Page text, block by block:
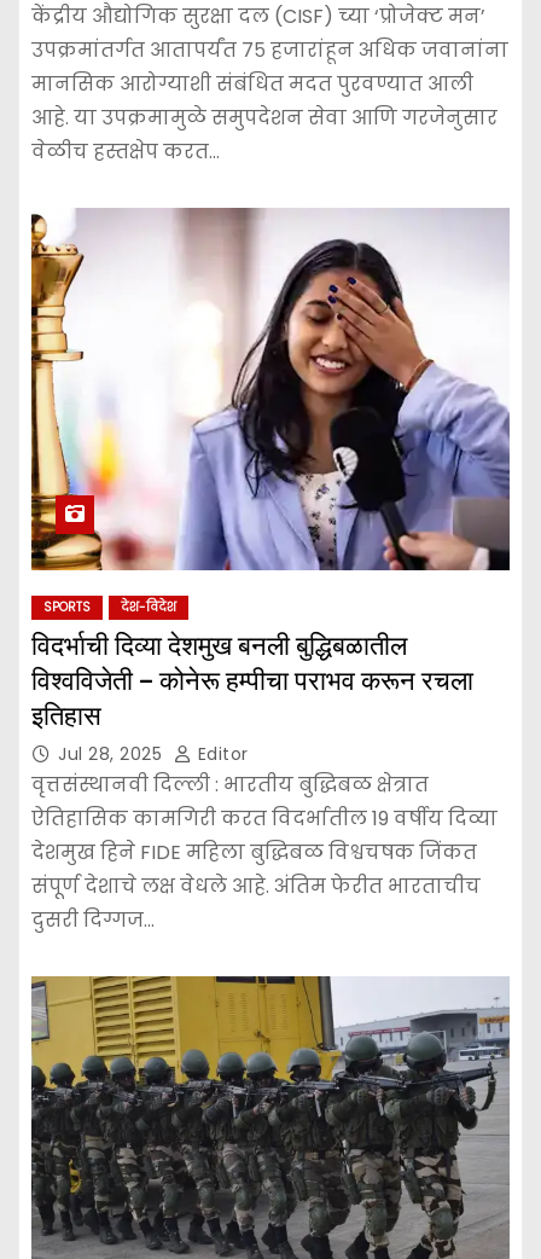
केंद्रीय औद्योगिक सुरक्षा दल (CISF) च्या ‘प्रोजेक्ट मन’
उपक्रमांतर्गत आतापर्यंत ७५ हजारांहून अधिक जवानांना
मानसिक आरोग्याशी संबंधित मदत पुरवण्यात आली
आहे. या उपक्रमामुळे समुपदेशन सेवा आणि गरजेनुसार
वेळीच हस्तक्षेप करत…
SPORTS देश-विदेश
विदर्भाची दिव्या देशमुख बनली बुद्धिबळातील
विश्वविजेती – कोनेरू हम्पीचा पराभव करून रचला
इतिहास
Jul 28, 2025 Editor
वृत्तसंस्थानवी दिल्ली : भारतीय बुद्धिबळ क्षेत्रात
ऐतिहासिक कामगिरी करत विदर्भातील 19 वर्षीय दिव्या
देशमुख हिने FIDE महिला बुद्धिबळ विश्वचषक जिंकत
संपूर्ण देशाचे लक्ष वेधले आहे. अंतिम फेरीत भारताचीच
दुसरी दिग्गज…